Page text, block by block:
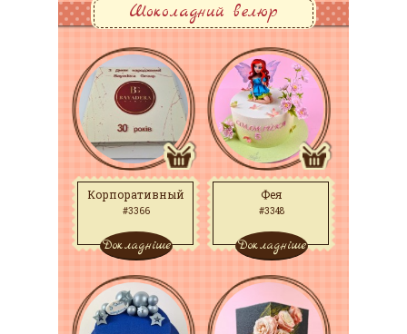
Шоколадний велюр
Корпоративный
#3366
Докладніше
Фея
#3348
Докладніше